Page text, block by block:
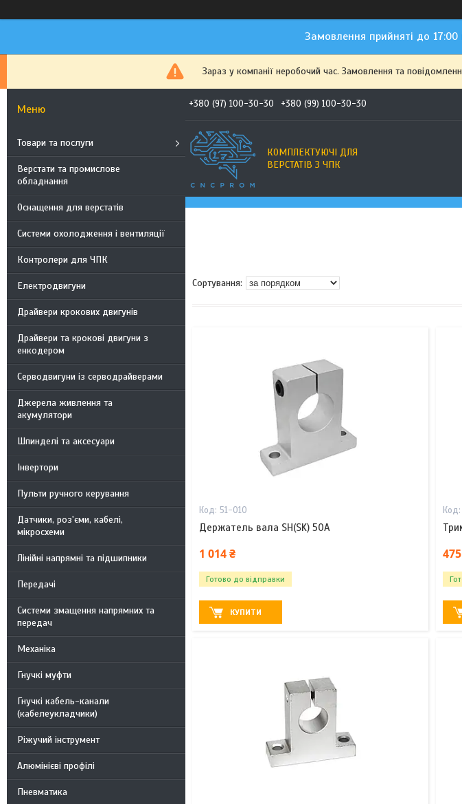
Замовлення прийняті до
Зараз у компанії неробочий час. Замовлення та
Товари та послуги
Верстати та промислове
обладнання
Оснащення для верстатів
Системи охолодження і вентиляції
Контролери для ЧПК
Електродвигуни
Драйвери крокових двигунів
Драйвери та крокові двигуни з
енкодером
Серводвигуни із серводрайверами
Джерела живлення та
акумулятори
Шпинделі та аксесуари
Інвертори
Пульти ручного керування
Датчики, роз'єми, кабелі,
мікросхеми
Лінійні напрямні та підшипники
Передачі
Системи змащення напрямних та
передач
Механіка
Гнучкі муфти
Гнучкі кабель-канали
(кабелеукладчики)
Ріжучий інструмент
Алюмінієві профілі
Пневматика
+380 (97) 100-30-30 +380 (99) 100-30-30
КОМПЛЕКТУЮЧІ ДЛЯ
ВЕРСТАТІВ З ЧПК
51-010
Держатель вала SH(SK) 50A
1 014 ₴
Готово до відправки
КУПИТИ